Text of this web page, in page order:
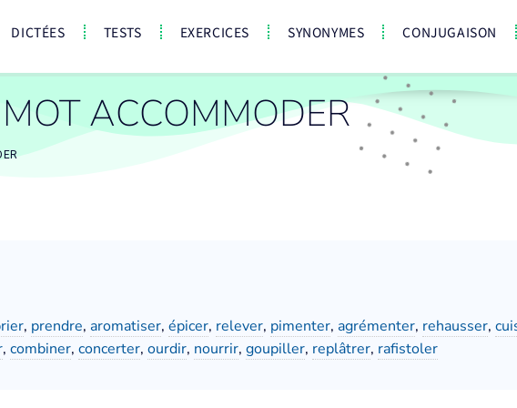
DICTÉES TESTS EXERCICES SYNONYMES CONJUGAISON
ACCOMMODER
, prendre, aromatiser, épicer, relever, pimenter, agrémenter, rehausser,
, combiner, concerter, ourdir, nourrir, goupiller, replâtrer, rafistoler